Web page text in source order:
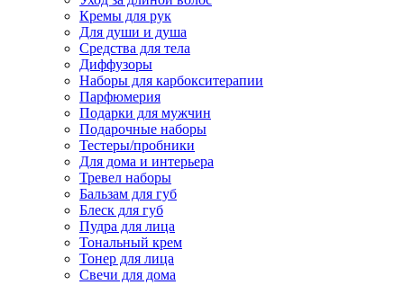
Кремы для рук
Для души и душа
Средства для тела
Диффузоры
Наборы для карбокситерапии
Парфюмерия
Подарки для мужчин
Подарочные наборы
Тестеры/пробники
Для дома и интерьера
Тревел наборы
Бальзам для губ
Блеск для губ
Пудра для лица
Тональный крем
Тонер для лица
Свечи для дома